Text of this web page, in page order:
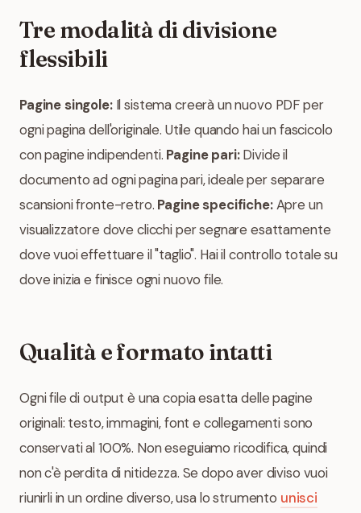
Tre modalità di divisione
flessibili
Pagine singole:Il sistema creerà un nuovo PDF per
ogni pagina dell'originale. Utile quando hai un fascicolo
con pagine indipendenti. Pagine pari:Divide il
documento ad ogni pagina pari, ideale per separare
scansioni fronte-retro. Pagine specifiche:Apre un
visualizzatore dove clicchi per segnare esattamente
dove vuoi effettuare il "taglio". Hai il controllo totale su
dove inizia e finisce ogni nuovo file.
Qualità e formato intatti
Ogni file di output è una copia esatta delle pagine
originali: testo, immagini, font e collegamenti sono
conservati al 100%. Non eseguiamo ricodifica, quindi
non c'è perdita di nitidezza. Se dopo aver diviso vuoi
riunirli in un ordine diverso, usa lo strumento unisci